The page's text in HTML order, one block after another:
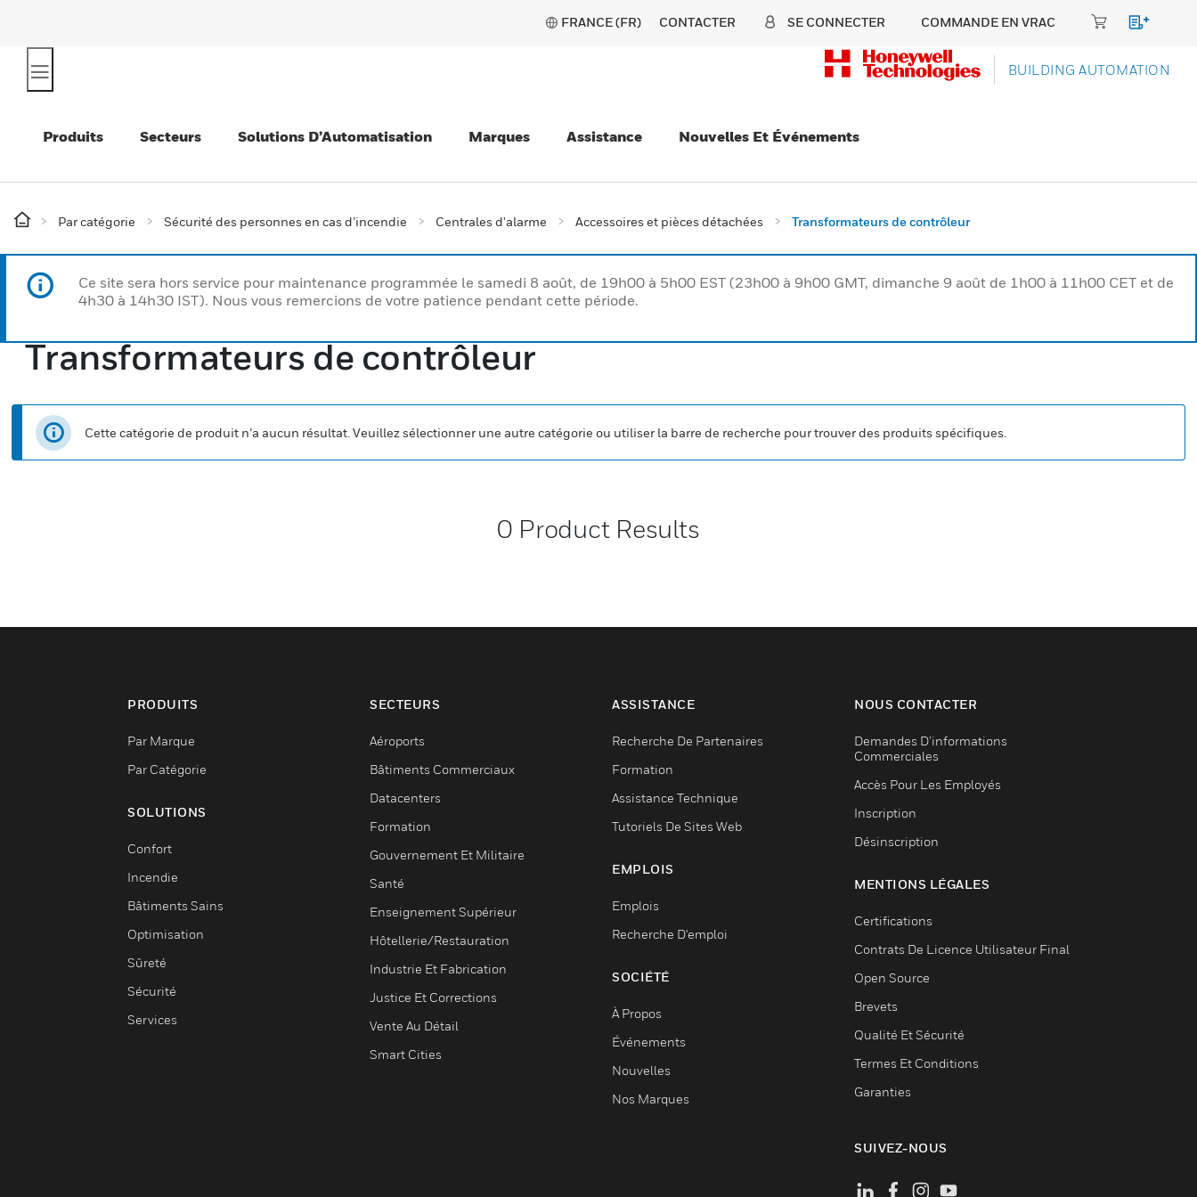
FRANCE (FR) CONTACTER SE CONNECTER COMMANDE EN VRAC
BUILDING AUTOMATION
Produits Secteurs Solutions D’Automatisation Marques Assistance Nouvelles Et Événements
Par catégorie Sécurité des personnes en cas d’incendie Centrales d'alarme Accessoires et pièces détachées Transformateurs de contrôleur
Ce site sera hors service pour maintenance programmée le samedi 8 août, de 19h00 à 5h00 EST (23h00 à 9h00 GMT, dimanche 9 août de 1h00 à 11h00 CET et de
4h30 à 14h30 IST). Nous vous remercions de votre patience pendant cette période.
Transformateurs de contrôleur
Cette catégorie de produit n’a aucun résultat. Veuillez sélectionner une autre catégorie ou utiliser la barre de recherche pour trouver des produits spécifiques.
0 Product Results
PRODUITS
Par Marque
Par Catégorie
SOLUTIONS
Confort
Incendie
Bâtiments Sains
Optimisation
Sûreté
Sécurité
Services
SECTEURS
Aéroports
Bâtiments Commerciaux
Datacenters
Formation
Gouvernement Et Militaire
Santé
Enseignement Supérieur
Hôtellerie/Restauration
Industrie Et Fabrication
Justice Et Corrections
Vente Au Détail
Smart Cities
ASSISTANCE
Recherche De Partenaires
Formation
Assistance Technique
Tutoriels De Sites Web
EMPLOIS
Emplois
Recherche D'emploi
SOCIÉTÉ
À Propos
Événements
Nouvelles
Nos Marques
NOUS CONTACTER
Demandes D’informations
Commerciales
Accès Pour Les Employés
Inscription
Désinscription
MENTIONS LÉGALES
Certifications
Contrats De Licence Utilisateur Final
Open Source
Brevets
Qualité Et Sécurité
Termes Et Conditions
Garanties
SUIVEZ-NOUS